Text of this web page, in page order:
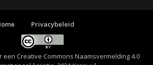
Privacybeleid
een Creative Commons Naamsvermelding 4.0